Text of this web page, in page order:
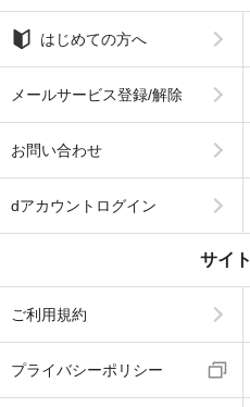
はじめての方へ
メールサービス登録/解除
お問い合わせ
dアカウントログイン
サイ
ご利用規約
プライバシーポリシー